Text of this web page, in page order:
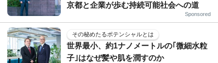
京都と企業が歩む持続可能社会への道
Sponsored
その秘めたるポテンシャルとは
世界最小、約1ナノメートルの｢微細水粒
子｣はなぜ髪や肌を潤すのか